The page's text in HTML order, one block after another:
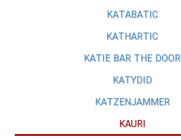
KATABATIC
KATHARTIC
KATIE BAR THE DOOR
KATYDID
KATZENJAMMER
KAURI